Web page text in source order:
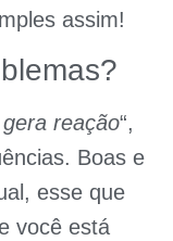
assim!
reação“,
Boas e
esse que
você está